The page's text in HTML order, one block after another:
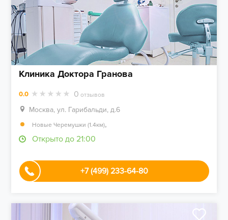
Клиника Доктора Гранова
0.0 0 отзывов
Москва, ул. Гарибальди, д.6
Новые Черемушки (1.4км),
Открыто до 21:00
+7 (499) 233-64-80